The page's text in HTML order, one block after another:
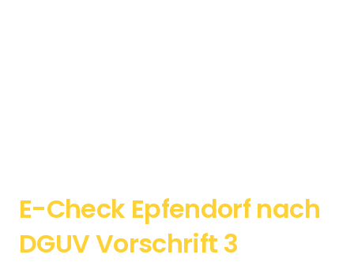
E-Check Epfendorf nach
DGUV Vorschrift 3